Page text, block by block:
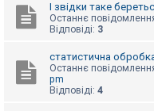
І звідки таке
Останнє
Відповіді: 3
статистична
Останнє
pm
Відповіді: 4